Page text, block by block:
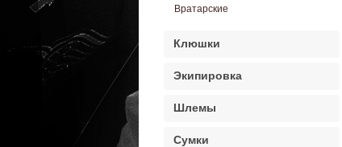
Вратарские
Клюшки
Экипировка
Шлемы
Сумки